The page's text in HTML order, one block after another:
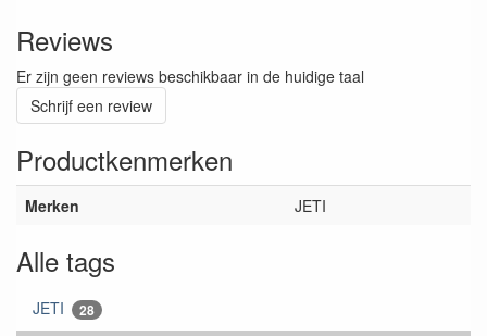
Reviews
Er zijn geen reviews beschikbaar in de huidige taal
Schrijf een review
Productkenmerken
Merken JETI
Alle tags
JETI 28